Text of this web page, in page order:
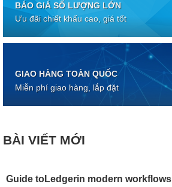
BÁO GIÁ SỐ LƯỢNG LỚN
Ưu đãi chiết khấu cao, giá tốt
GIAO HÀNG TOÀN QUỐC
Miễn phí giao hàng, lắp đặt
BÀI VIẾT MỚI
Guide toLedgerin modern workflows